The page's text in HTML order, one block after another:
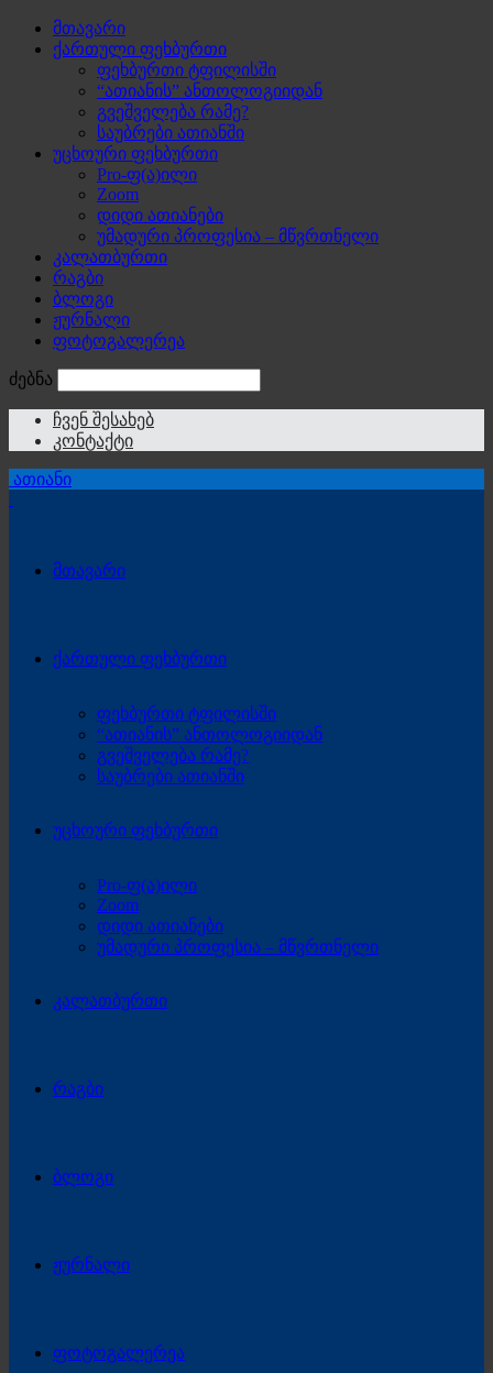
მთავარი
ქართული ფეხბურთი
ფეხბურთი ტფილისში
“ათიანის” ანთოლოგიიდან
გვეშველება რამე?
საუბრები ათიანში
უცხოური ფეხბურთი
Pro-ფ(ა)ილი
Zoom
დიდი ათიანები
უმადური პროფესია – მწვრთნელი
კალათბურთი
რაგბი
ბლოგი
ჟურნალი
ფოტოგალერეა
ძებნა
ჩვენ შესახებ
კონტაქტი
ათიანი
მთავარი
ქართული ფეხბურთი
ფეხბურთი ტფილისში
“ათიანის” ანთოლოგიიდან
გვეშველება რამე?
საუბრები ათიანში
უცხოური ფეხბურთი
Pro-ფ(ა)ილი
Zoom
დიდი ათიანები
უმადური პროფესია – მწვრთნელი
კალათბურთი
რაგბი
ბლოგი
ჟურნალი
ფოტოგალერეა